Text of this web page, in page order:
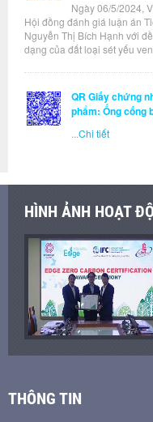
Ngày 06/5/2024,
Hội đồng đánh giá luận án
Nguyễn Thị Bích Hạnh với
dạng của đất loại sét yếu
QR Giấy chứng
phẩm: Ống cống
Chi tiết
HÌNH ẢNH HOẠT
THÔNG TIN